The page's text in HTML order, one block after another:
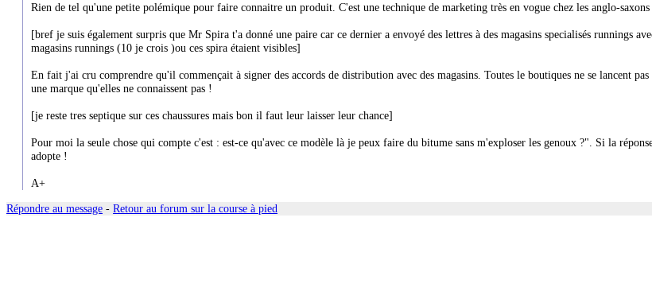
Rien de tel qu'une petite polémique pour faire connaitre un produit. C'est une technique de marketing très en vogue chez les anglo-
[bref je suis également surpris que Mr Spira t'a donné une paire car ce dernier a envoyé des lettres à des magasins specialisés runnings
magasins runnings (10 je crois )ou ces spira étaient visibles]
En fait j'ai cru comprendre qu'il commençait à signer des accords de distribution avec des magasins. Toutes le boutiques ne se lancent
une marque qu'elles ne connaissent pas !
[je reste tres septique sur ces chaussures mais bon il faut leur laisser leur chance]
Pour moi la seule chose qui compte c'est : est-ce qu'avec ce modèle là je peux faire du bitume sans m'exploser les genoux ?". Si la
adopte !
A+
Répondre au message - Retour au forum sur la course à pied